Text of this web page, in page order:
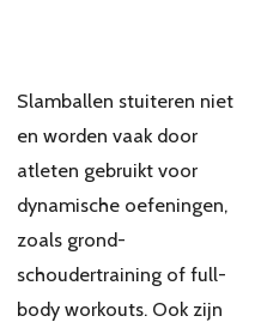
Slamballen stuiteren niet
en worden vaak door
atleten gebruikt voor
dynamische oefeningen,
zoals grond-
schoudertraining of full-
body workouts. Ook zijn